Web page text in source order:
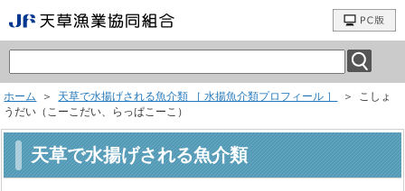
ホーム ＞ 天草で水揚げされる魚介類 ［ 水揚魚介類プロフィール ］
＞ こしょ
うだい（こーこだい、らっぱこーこ）
天草で水揚げされる魚介類